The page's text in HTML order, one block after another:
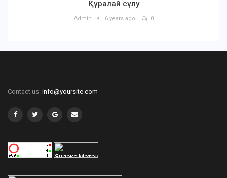
Құралай сұлу
Admin 6 years ago 0
Contact us: info@yoursite.com